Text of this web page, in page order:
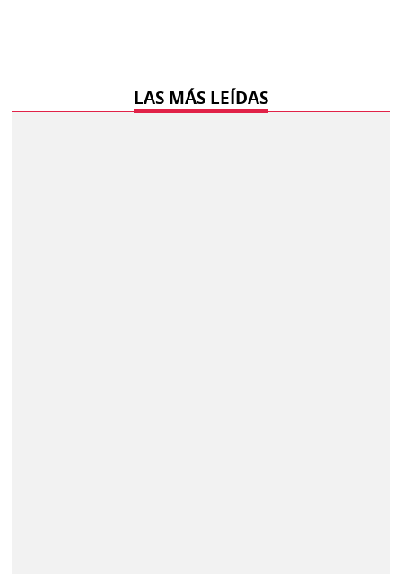
LAS MÁS LEÍDAS